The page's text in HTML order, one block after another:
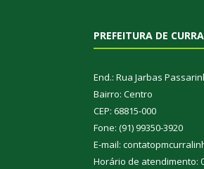
PREFEITURA DE
End.: Rua Jarbas
Bairro: Centro
CEP: 68815-000
Fone: (91) 99350-3920
E-mail:
Horário de atendimento: